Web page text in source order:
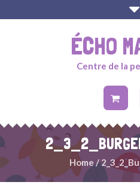
ÉCHO
Centre de la
Home/